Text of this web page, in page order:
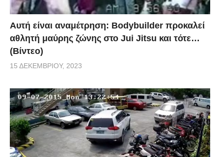
Αυτή είναι αναμέτρηση: Bodybuilder προκαλεί
αθλητή μαύρης ζώνης στο Jui Jitsu και τότε…
(Βίντεο)
15 ΔΕΚΕΜΒΡΊΟΥ, 2023